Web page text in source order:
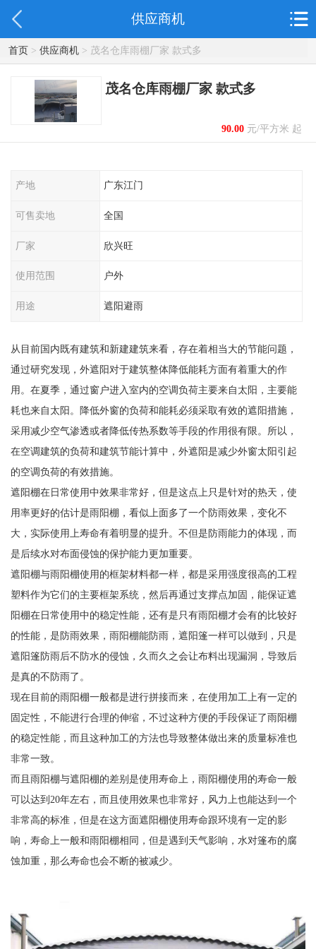
供应商机
首页> 供应商机> 茂名仓库雨棚厂家 款式多
茂名仓库雨棚厂家 款式多
90.00元/平方米 起
产地 广东江门
可售卖地 全国
厂家 欣兴旺
使用范围 户外
用途 遮阳避雨
从目前国内既有建筑和新建建筑来看，存在着相当大的节能问题，
通过研究发现，外遮阳对于建筑整体降低能耗方面有着重大的作
用。在夏季，通过窗户进入室内的空调负荷主要来自太阳，主要能
耗也来自太阳。降低外窗的负荷和能耗必须采取有效的遮阳措施，
采用减少空气渗透或者降低传热系数等手段的作用很有限。所以，
在空调建筑的负荷和建筑节能计算中，外遮阳是减少外窗太阳引起
的空调负荷的有效措施。
遮阳棚在日常使用中效果非常好，但是这点上只是针对的热天，使
用率更好的估计是雨阳棚，看似上面多了一个防雨效果，变化不
大，实际使用上寿命有着明显的提升。不但是防雨能力的体现，而
是后续水对布面侵蚀的保护能力更加重要。
遮阳棚与雨阳棚使用的框架材料都一样，都是采用强度很高的工程
塑料作为它们的主要框架系统，然后再通过支撑点加固，能保证遮
阳棚在日常使用中的稳定性能，还有是只有雨阳棚才会有的比较好
的性能，是防雨效果，雨阳棚能防雨，遮阳篷一样可以做到，只是
遮阳篷防雨后不防水的侵蚀，久而久之会让布料出现漏洞，导致后
是真的不防雨了。
现在目前的雨阳棚一般都是进行拼接而来，在使用加工上有一定的
固定性，不能进行合理的伸缩，不过这种方便的手段保证了雨阳棚
的稳定性能，而且这种加工的方法也导致整体做出来的质量标准也
非常一致。
而且雨阳棚与遮阳棚的差别是使用寿命上，雨阳棚使用的寿命一般
可以达到20年左右，而且使用效果也非常好，风力上也能达到一个
非常高的标准，但是在这方面遮阳棚使用寿命跟环境有一定的影
响，寿命上一般和雨阳棚相同，但是遇到天气影响，水对篷布的腐
蚀加重，那么寿命也会不断的被减少。